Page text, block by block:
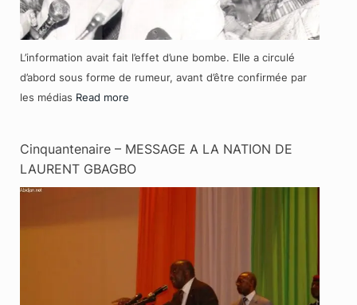
L’information avait fait l’effet d’une bombe. Elle a circulé
d’abord sous forme de rumeur, avant d’être confirmée par
les médias Read more
Cinquantenaire – MESSAGE A LA NATION DE
LAURENT GBAGBO